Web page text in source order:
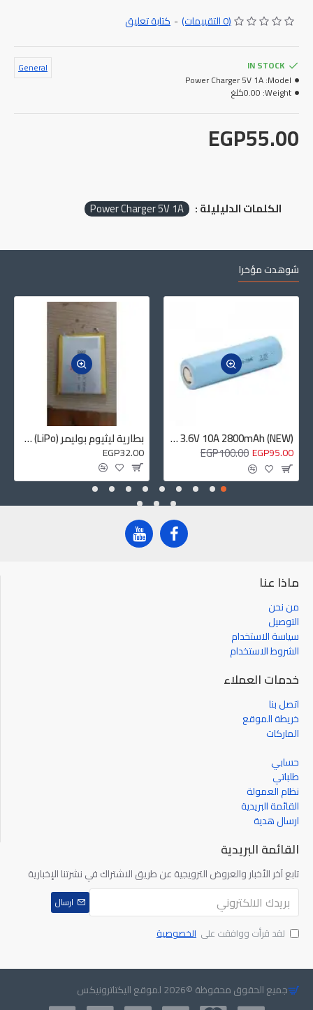
(0 التقييمات) - كتابة تعليق
EGP55.00
IN STOCK
Model:
Power Charger 5V 1A
Weight: 0.00كلغ
General
الكلمات الدليليلة : Power Charger 5V 1A
شوهدت مؤخرا
TENPOWER INR18650-28HE High Drain 3.6V 10A 2800mAh (NEW)
EGP95.00
EGP100.00
بطارية ليثيوم بوليمر (LiPo) 3.7 فولت – الأبعاد: 70 × 58 × 6 مم، السعة: من 1500 إلى 1800 مللي أمبير
EGP32.00
ماذا عنا
من نحن
التوصيل
سياسة الاستخدام
الشروط الاستخدام
خدمات العملاء
اتصل بنا
خريطة الموقع
الماركات
حسابي
طلباتي
نظام العمولة
القائمة البريدية
ارسال هدية
القائمة البريدية
تابع آخر الأخبار والعروض الترويجية عن طريق الاشتراك في نشرتنا الإخبارية
ارسال
لقد قرأت ووافقت على الخصوصية
جميع الحقوق محفوظة ©2026 لموقع اليكتاترونيكس